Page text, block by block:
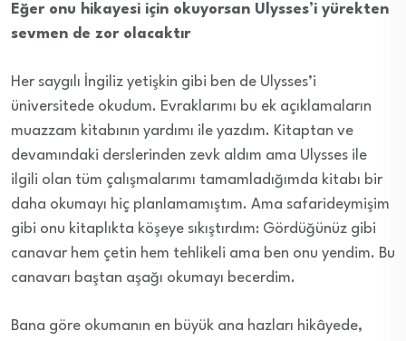
Eğer onu hikayesi için okuyorsan Ulysses’i yürekten
sevmen de zor olacaktır
Her saygılı İngiliz yetişkin gibi ben de Ulysses’i
üniversitede okudum. Evraklarımı bu ek açıklamaların
muazzam kitabının yardımı ile yazdım. Kitaptan ve
devamındaki derslerinden zevk aldım ama Ulysses ile
ilgili olan tüm çalışmalarımı tamamladığımda kitabı bir
daha okumayı hiç planlamamıştım. Ama safarideymişim
gibi onu kitaplıkta köşeye sıkıştırdım: Gördüğünüz gibi
canavar hem çetin hem tehlikeli ama ben onu yendim. Bu
canavarı baştan aşağı okumayı becerdim.
Bana göre okumanın en büyük ana hazları hikâyede,